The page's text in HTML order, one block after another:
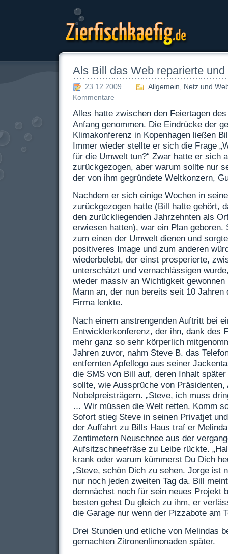
Zierfischkaefig.de
Als Bill das Web reparierte
23.12.2009 Allgemein
Netz und
Kommentare
Alles hatte zwischen den Feiertagen
Anfang genommen. Die Eindrücke der
Klimakonferenz in Kopenhagen ließen
Immer wieder stellte er sich die Frage
für die Umwelt tun?“ Zwar hatte er sich
zurückgezogen, aber warum sollte nur
der von ihm gegründete Weltkonzern,
Nachdem er sich einige Wochen in
zurückgezogen hatte (Bill hatte gehört,
den zurückliegenden Jahrzehnten als
erwiesen hatten), war ein Plan geboren.
zum einen der Umwelt dienen und
positiveres Image und zum anderen
wiederbelebt, der einst prosperierte,
unterschätzt und vernachlässigen
wieder massiv an Wichtigkeit
Mann an, der nun bereits seit 10
Firma lenkte.
Nach einem anstrengenden Auftritt bei
Entwicklerkonferenz, der ihn, dank des
mehr ganz so sehr körperlich
Jahren zuvor, nahm Steve B. das
entfernten Apfellogo aus seiner
die SMS von Bill auf, deren Inhalt
sollte, wie Aussprüche von Präsidenten,
Nobelpreisträgern. „Steve, ich muss
… Wir müssen die Welt retten. Komm
Sofort stieg Steve in seinen Privatjet
der Auffahrt zu Bills Haus traf er
Zentimetern Neuschnee aus der
Aufsitzschneefräse zu Leibe rückte.
krank oder warum kümmerst Du Dich
„Steve, schön Dich zu sehen. Jorge ist
nur noch jeden zweiten Tag da. Bill
demnächst noch für sein neues Projekt
besten gehst Du gleich zu ihm, er
die Garage nur wenn der Pizzabote am
Drei Stunden und etliche von Melindas
gemachten Zitronenlimonaden später.